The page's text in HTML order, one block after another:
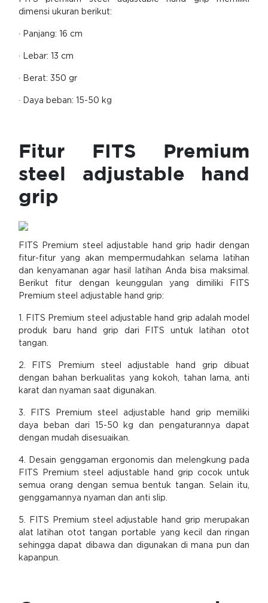
dimensi ukuran berikut:
· Panjang: 16 cm
· Lebar: 13 cm
· Berat: 350 gr
· Daya beban: 15-50 kg
Fitur FITS Premium
steel adjustable hand
grip
FITS Premium steel adjustable hand grip hadir dengan
fitur-fitur yang akan mempermudahkan selama latihan
dan kenyamanan agar hasil latihan Anda bisa maksimal.
Berikut fitur dengan keunggulan yang dimiliki FITS
Premium steel adjustable hand grip:
1. FITS Premium steel adjustable hand grip adalah model
produk baru hand grip dari FITS untuk latihan otot
tangan.
2. FITS Premium steel adjustable hand grip dibuat
dengan bahan berkualitas yang kokoh, tahan lama, anti
karat dan nyaman saat digunakan.
3. FITS Premium steel adjustable hand grip memiliki
daya beban dari 15-50 kg dan pengaturannya dapat
dengan mudah disesuaikan.
4. Desain genggaman ergonomis dan melengkung pada
FITS Premium steel adjustable hand grip cocok untuk
semua orang dengan semua bentuk tangan. Selain itu,
genggamannya nyaman dan anti slip.
5. FITS Premium steel adjustable hand grip merupakan
alat latihan otot tangan portable yang kecil dan ringan
sehingga dapat dibawa dan digunakan di mana pun dan
kapanpun.